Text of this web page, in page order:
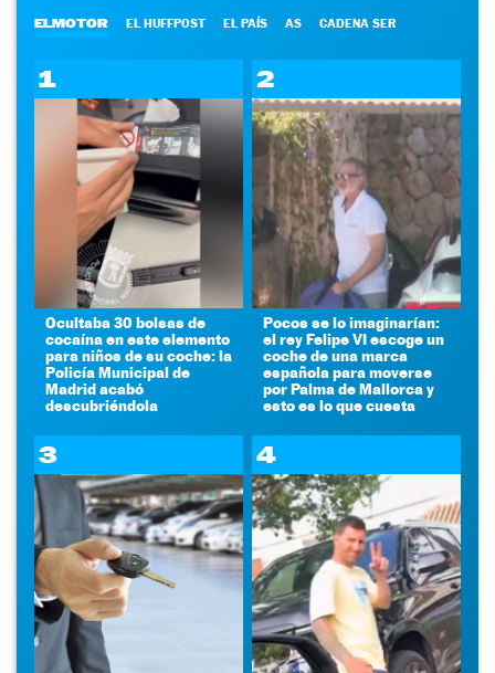
ELMOTOR EL HUFFPOST EL PAÍS AS CADENA SER
1
Ocultaba 30 bolsas de
cocaína en este elemento
para niños de su coche: la
Policía Municipal de
Madrid acabó
descubriéndola
2
Pocos se lo imaginarían:
el rey Felipe VI escoge un
coche de una marca
española para moverse
por Palma de Mallorca y
esto es lo que cuesta
3 4